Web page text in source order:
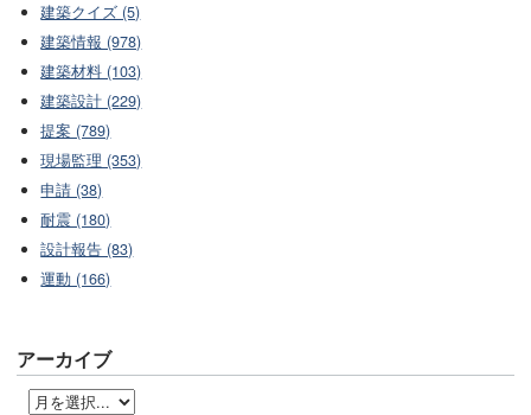
建築クイズ (5)
建築情報 (978)
建築材料 (103)
建築設計 (229)
提案 (789)
現場監理 (353)
申請 (38)
耐震 (180)
設計報告 (83)
運動 (166)
アーカイブ